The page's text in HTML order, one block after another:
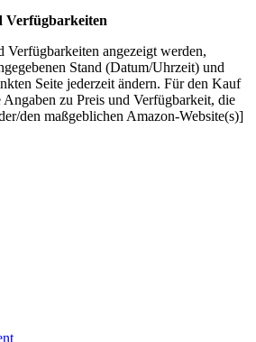
Verfügbarkeiten
Verfügbarkeiten angezeigt werden,
Stand (Datum/Uhrzeit) und
Seite jederzeit ändern. Für den Kauf
Angaben zu Preis und Verfügbarkeit, die
den maßgeblichen Amazon-Website(s)]